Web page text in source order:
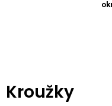
Kroužky